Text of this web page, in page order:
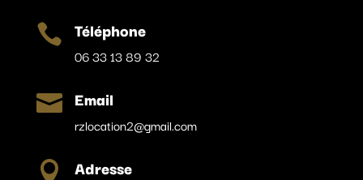
 Téléphone
06 33 13 89 32
 Email
rzlocation2@gmail.com
 Adresse